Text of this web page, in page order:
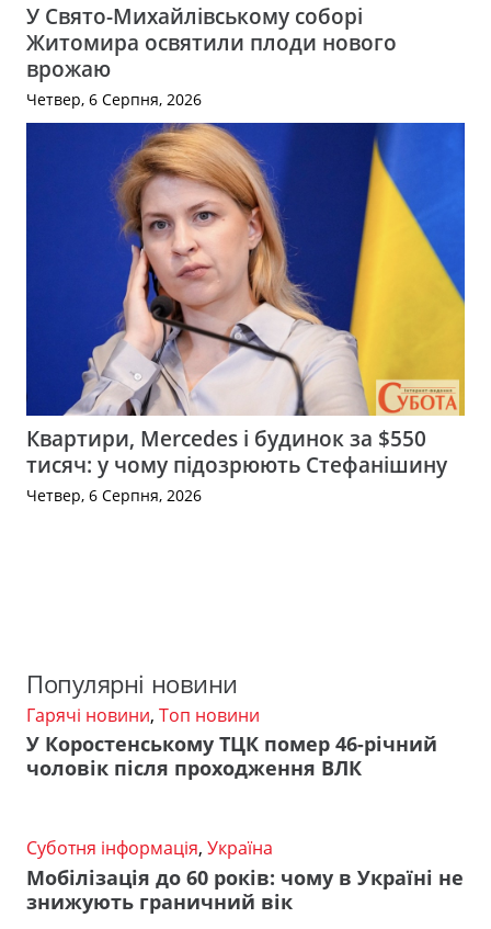
У Свято-Михайлівському соборі
Житомира освятили плоди нового
врожаю
Четвер, 6 Серпня, 2026
Квартири, Mercedes і будинок за $550
тисяч: у чому підозрюють Стефанішину
Четвер, 6 Серпня, 2026
Популярні новини
Гарячі новини, Топ новини
У Коростенському ТЦК помер 46-річний
чоловік після проходження ВЛК
Суботня інформація, Україна
Мобілізація до 60 років: чому в Україні не
знижують граничний вік